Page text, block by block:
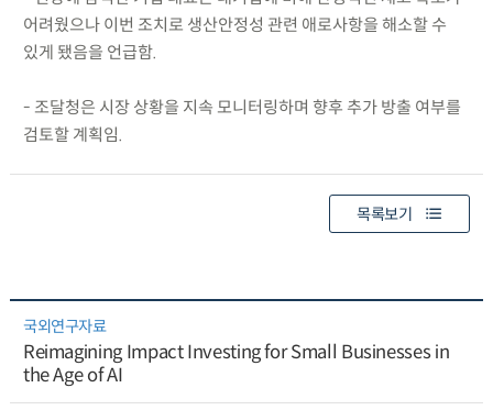
어려웠으나 이번 조치로 생산안정성 관련 애로사항을 해소할 수
있게 됐음을 언급함.
- 조달청은 시장 상황을 지속 모니터링하며 향후 추가 방출 여부를
검토할 계획임.
목록보기
국외연구자료
Reimagining Impact Investing for Small Businesses in
the Age of AI